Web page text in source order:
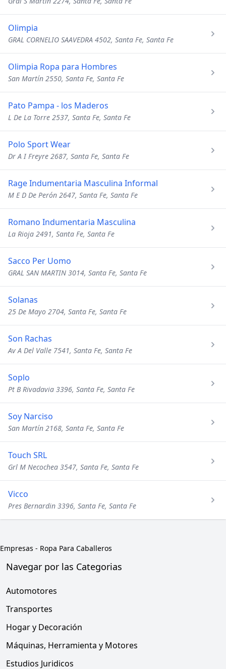
Olimpia
GRAL CORNELIO SAAVEDRA 4502, Santa Fe, Santa Fe
Olimpia Ropa para Hombres
San Martín 2550, Santa Fe, Santa Fe
Pato Pampa - los Maderos
L De La Torre 2537, Santa Fe, Santa Fe
Polo Sport Wear
Dr A I Freyre 2687, Santa Fe, Santa Fe
Rage Indumentaria Masculina Informal
M E D De Perón 2647, Santa Fe, Santa Fe
Romano Indumentaria Masculina
La Rioja 2491, Santa Fe, Santa Fe
Sacco Per Uomo
GRAL SAN MARTIN 3014, Santa Fe, Santa Fe
Solanas
25 De Mayo 2704, Santa Fe, Santa Fe
Son Rachas
Av A Del Valle 7541, Santa Fe, Santa Fe
Soplo
Pt B Rivadavia 3396, Santa Fe, Santa Fe
Soy Narciso
San Martín 2168, Santa Fe, Santa Fe
Touch SRL
Grl M Necochea 3547, Santa Fe, Santa Fe
Vicco
Pres Bernardin 3396, Santa Fe, Santa Fe
Empresas - Ropa Para Caballeros
Navegar por las Categorias
Automotores
Transportes
Hogar y Decoración
Máquinas, Herramienta y Motores
Estudios Juridicos